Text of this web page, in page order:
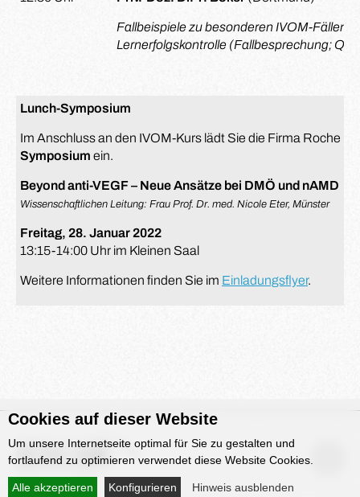
Fallbeispiele zu besonderen IVOM-Fällen/
Lernerfolgskontrolle (Fallbesprechung;
Lunch-Symposium
Im Anschluss an den IVOM-Kurs lädt Sie die Firma Roche
Symposium ein.
Beyond anti-VEGF – Neue Ansätze bei DMÖ und nAMD
Wissenschaftlichen Leitung: Frau Prof. Dr. med. Nicole Eter, Münster
Freitag, 28. Januar 2022
13:15-14:00 Uhr im Kleinen Saal
Weitere Informationen finden Sie im Einladungsflyer.
Cookies auf dieser Website
Um unsere Internetseite optimal für Sie zu gestalten und
fortlaufend zu optimieren verwendet diese Website Cookies.
Alle akzeptieren Konfigurieren Hinweis ausblenden